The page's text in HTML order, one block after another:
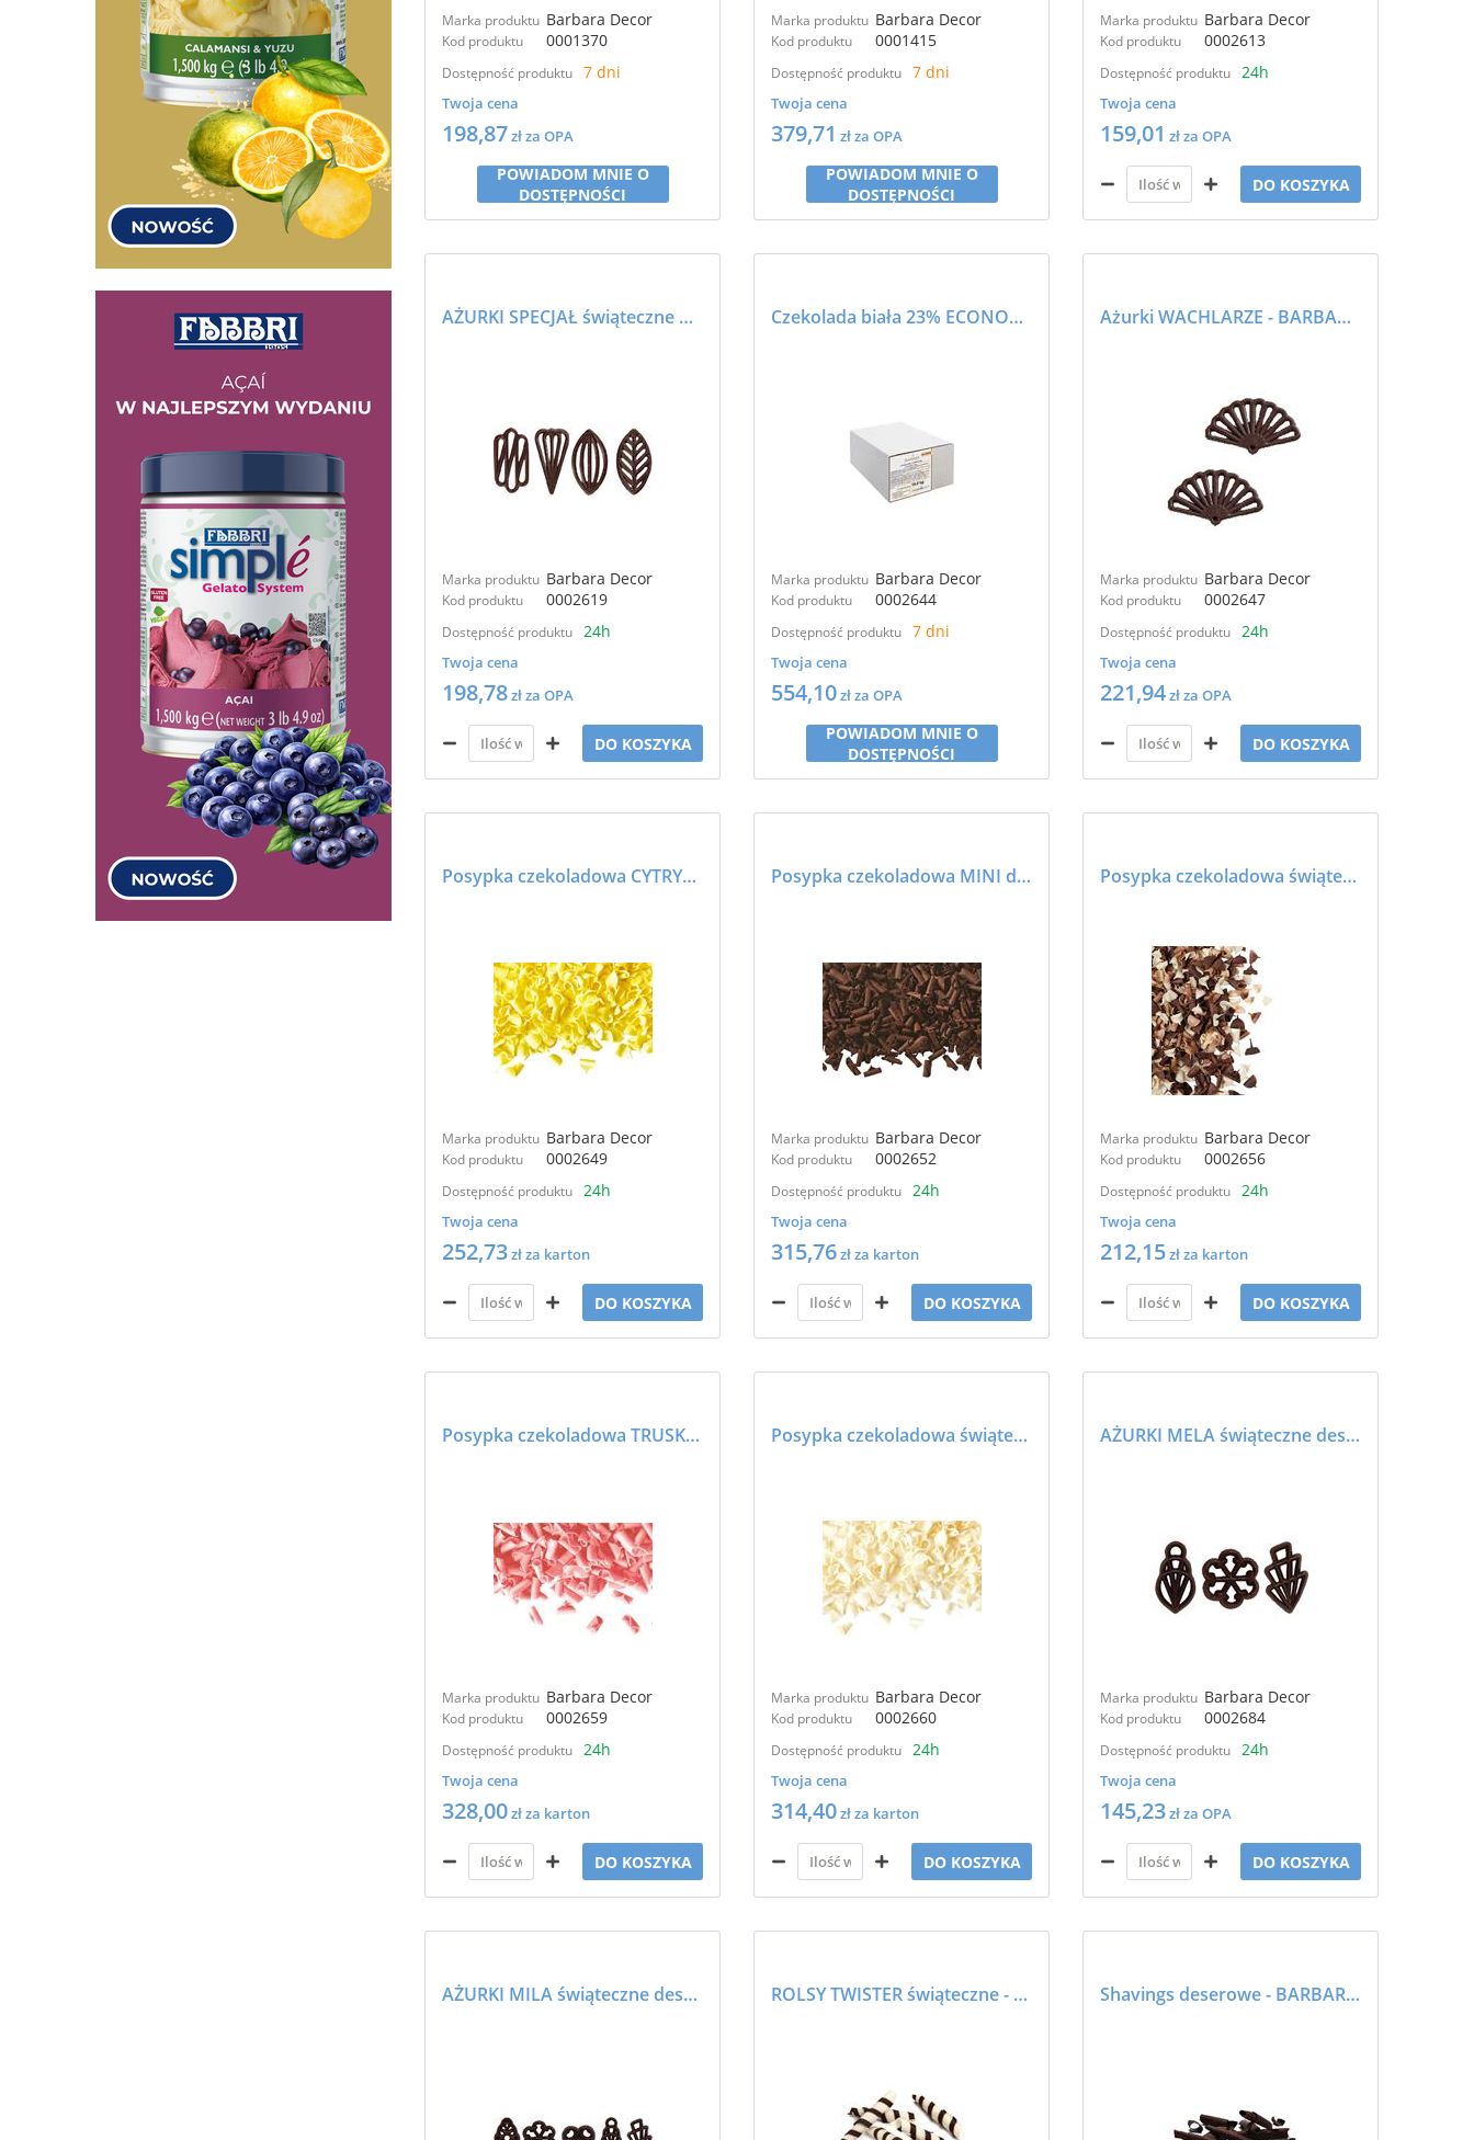
Marka produktu Barbara Decor
Kod produktu 0001370
Dostępność produktu 7 dni
Twoja cena
198,87zł za OPA
POWIADOM MNIE O
DOSTĘPNOŚCI
Marka produktu Barbara Decor
Kod produktu 0001415
Dostępność produktu 7 dni
Twoja cena
379,71 zł za OPA
POWIADOM MNIE O
DOSTĘPNOŚCI
Marka produktu Barbara Decor
Kod produktu 0002613
Dostępność produktu 24h
Twoja cena
159,01 zł za OPA
DO KOSZYKA
AŻURKI SPECJAŁ świąteczne deserowe - BARBARA DECOR
Marka produktu Barbara Decor
Kod produktu 0002619
Dostępność produktu 24h
Twoja cena
198,78zł za OPA
DO KOSZYKA
Czekolada biała 23% ECONOMIC pastylki 10kg - BARIMA
Marka produktu Barbara Decor
Kod produktu 0002644
Dostępność produktu 7 dni
Twoja cena
554,10zł za OPA
POWIADOM MNIE O
DOSTĘPNOŚCI
Ażurki WACHLARZE - BARBARA DECOR
Marka produktu Barbara Decor
Kod produktu 0002647
Dostępność produktu 24h
Twoja cena
221,94zł za OPA
DO KOSZYKA
Posypka czekoladowa CYTRYNOWA - BARBARA DECOR
Marka produktu Barbara Decor
Kod produktu 0002649
Dostępność produktu 24h
Twoja cena
252,73zł za karton
DO KOSZYKA
Posypka czekoladowa MINI deserowa - BARBARA DECOR
Marka produktu Barbara Decor
Kod produktu 0002652
Dostępność produktu 24h
Twoja cena
315,76zł za karton
DO KOSZYKA
Posypka czekoladowa świąteczne DUO - BARBARA DECOR
Marka produktu Barbara Decor
Kod produktu 0002656
Dostępność produktu 24h
Twoja cena
212,15zł za karton
DO KOSZYKA
Posypka czekoladowa TRUSKAWKOWA - BARBARA DECOR
Marka produktu Barbara Decor
Kod produktu 0002659
Dostępność produktu 24h
Twoja cena
328,00zł za karton
DO KOSZYKA
Posypka czekoladowa świąteczne MINI biała - BARBARA DECOR
Marka produktu Barbara Decor
Kod produktu 0002660
Dostępność produktu 24h
Twoja cena
314,40zł za karton
DO KOSZYKA
AŻURKI MELA świąteczne deserowe - BARBARA
Marka produktu Barbara Decor
Kod produktu 0002684
Dostępność produktu 24h
Twoja cena
145,23zł za OPA
DO KOSZYKA
AŻURKI MILA świąteczne deserowe - BARBARA DECOR ROLSY TWISTER świąteczne - BARBARA DECOR Shavings deserowe - BARBARA DECOR